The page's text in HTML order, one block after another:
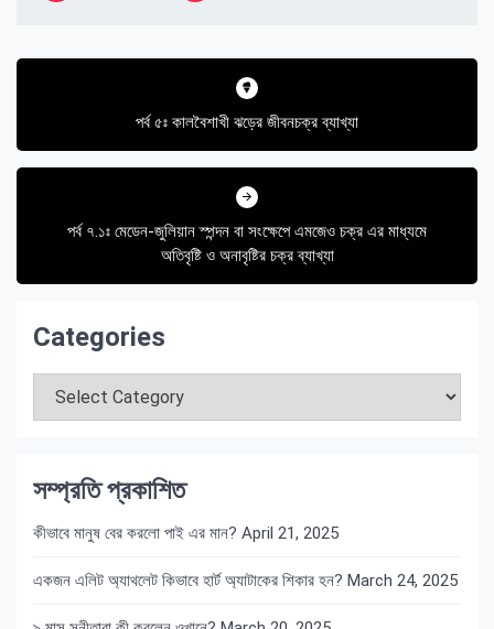
Post
পর্ব ৫ঃ কালবৈশাখী ঝড়ের জীবনচক্র ব্যাখ্যা
পর্ব ৭.১ঃ মেডেন-জুলিয়ান স্পন্দন বা সংক্ষেপে এমজেও চক্র এর মাধ্যমে
অতিবৃষ্টি ও অনাবৃষ্টির চক্র ব্যাখ্যা
Categories
সম্প্রতি প্রকাশিত
কীভাবে মানুষ বের করলো পাই এর মান? April 21, 2025
একজন এলিট অ্যাথলেট কিভাবে হার্ট অ্যাটাকের শিকার হন? March 24, 2025